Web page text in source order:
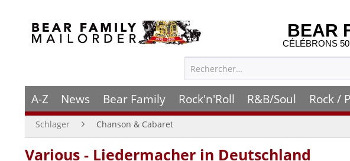
BEAR
CÉLÉBRONS
A-Z News Bear Family Rock'n'Roll R&B/Soul Rock /
Schlager Chanson & Cabaret
Various - Liedermacher in Deutschland